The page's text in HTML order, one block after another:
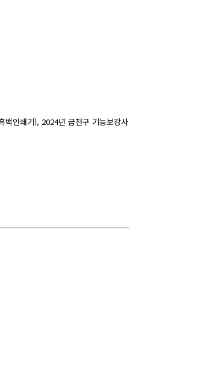
백인쇄기), 2024년 금천구 기능보강사